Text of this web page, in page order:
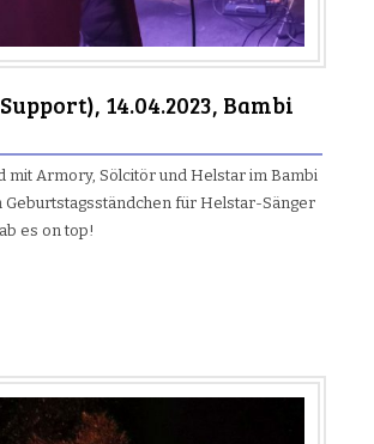
14.04.2023, Bambi
mit Armory, Sölcitör und Helstar im Bambi
Geburtstagsständchen für Helstar-Sänger
es on top!